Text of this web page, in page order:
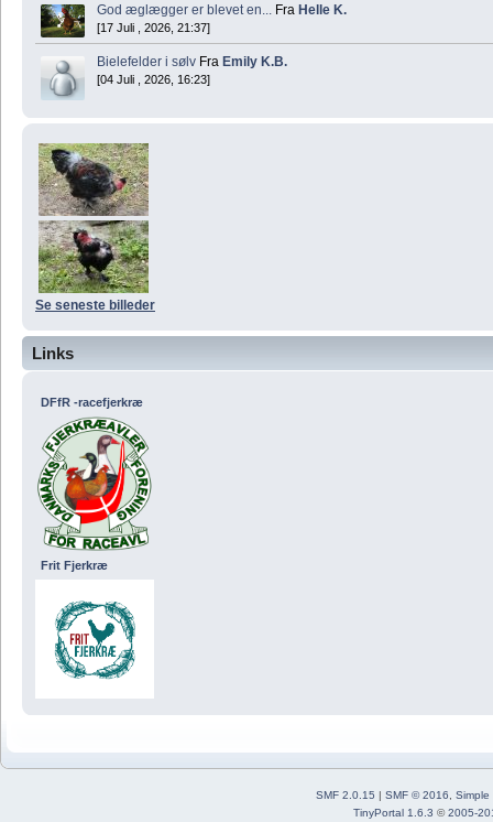
God æglægger er blevet en... Fra Helle K.
[17 Juli , 2026, 21:37]
Bielefelder i sølv Fra Emily K.B.
[04 Juli , 2026, 16:23]
Se seneste billeder
Links
DFfR -racefjerkræ
Frit Fjerkræ
SMF 2.0.15 | SMF © 2016
Simple
TinyPortal 1.6.3 ©2005-